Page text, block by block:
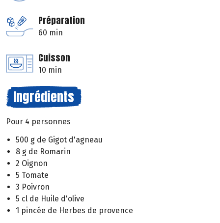
Préparation
60 min
Cuisson
10 min
Ingrédients
Pour 4 personnes
500 g de Gigot d'agneau
8 g de Romarin
2 Oignon
5 Tomate
3 Poivron
5 cl de Huile d'olive
1 pincée de Herbes de provence